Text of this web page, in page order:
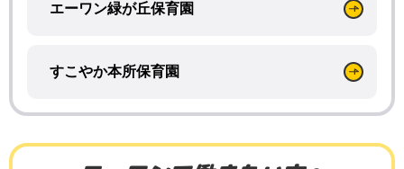
エーワン緑が丘保育園
すこやか本所保育園